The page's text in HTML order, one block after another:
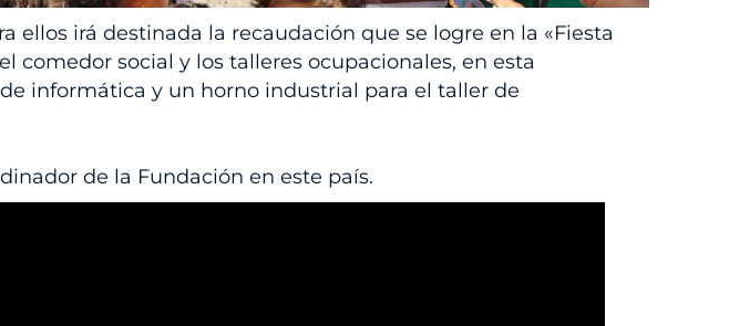
ellos irá destinada la recaudación que se logre en la «Fiesta
comedor social y los talleres ocupacionales, en esta
informática y un horno industrial para el taller de
de la Fundación en este país.